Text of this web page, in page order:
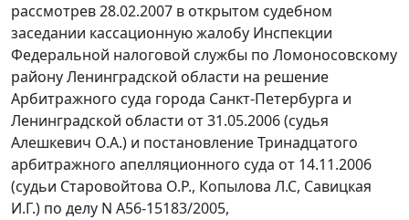
рассмотрев 28.02.2007 в открытом судебном
заседании кассационную жалобу Инспекции
Федеральной налоговой службы по Ломоносовскому
району Ленинградской области на решение
Арбитражного суда города Санкт-Петербурга и
Ленинградской области от 31.05.2006 (судья
Алешкевич О.А.) и постановление Тринадцатого
арбитражного апелляционного суда от 14.11.2006
(судьи Старовойтова О.Р., Копылова Л.С, Савицкая
И.Г.) по делу N А56-15183/2005,